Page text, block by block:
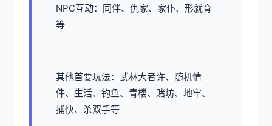
NPC互动：同伴、仇家、家仆、形就育
等
其他首要玩法：武林大者许、随机情
件、生活、钓鱼、青楼、赌坊、地牢、
捕快、杀双手等